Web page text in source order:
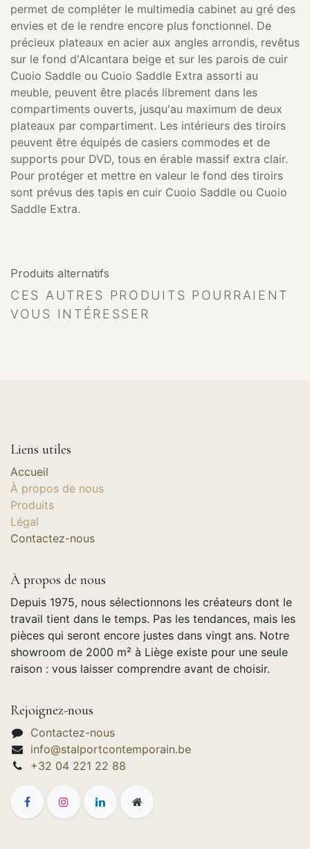
permet de compléter le multimedia cabinet au gré des
envies et de le rendre encore plus fonctionnel. De
précieux plateaux en acier aux angles arrondis, revêtus
sur le fond d'Alcantara beige et sur les parois de cuir
Cuoio Saddle ou Cuoio Saddle Extra assorti au
meuble, peuvent être placés librement dans les
compartiments ouverts, jusqu'au maximum de deux
plateaux par compartiment. Les intérieurs des tiroirs
peuvent être équipés de casiers commodes et de
supports pour DVD, tous en érable massif extra clair.
Pour protéger et mettre en valeur le fond des tiroirs
sont prévus des tapis en cuir Cuoio Saddle ou Cuoio
Saddle Extra.
Produits alternatifs
CES AUTRES PRODUITS POURRAIENT
VOUS INTÉRESSER
Liens utiles
Accueil
À propos de nous
Produits
Légal
Contactez-nous
À propos de nous
Depuis 1975, nous sélectionnons les créateurs dont le
travail tient dans le temps. Pas les tendances, mais les
pièces qui seront encore justes dans vingt ans. Notre
showroom de 2000 m² à Liège existe pour une seule
raison : vous laisser comprendre avant de choisir.
Rejoignez-nous
Contactez-nous
info@stalportcontemporain.be
+32 04 221 22 88